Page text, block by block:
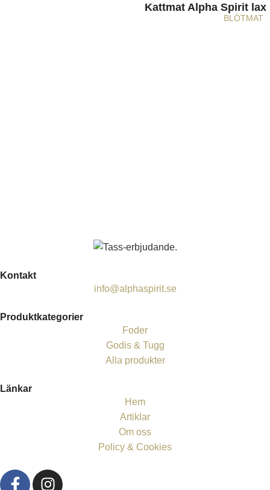
Kattmat Alpha Spirit lax
BLÖTMAT
Kontakt
info@alphaspirit.se
Produktkategorier
Foder
Godis & Tugg
Alla produkter
Länkar
Hem
Artiklar
Om oss
Policy & Cookies